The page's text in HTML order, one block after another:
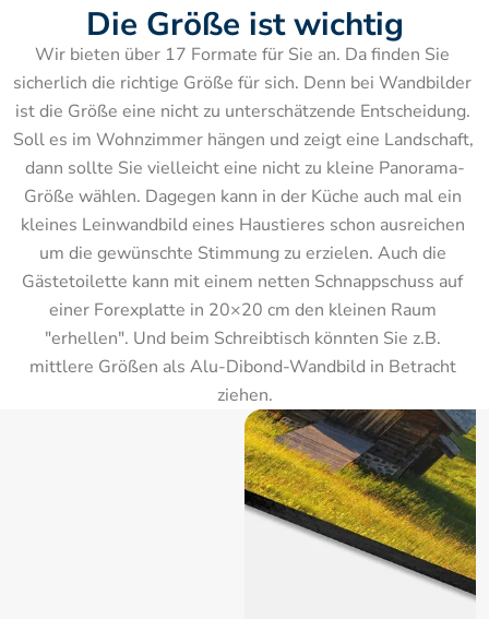
Die Größe ist wichtig
Wir bieten über 17 Formate für Sie an. Da finden Sie
sicherlich die richtige Größe für sich. Denn bei Wandbilder
ist die Größe eine nicht zu unterschätzende Entscheidung.
Soll es im Wohnzimmer hängen und zeigt eine Landschaft,
dann sollte Sie vielleicht eine nicht zu kleine Panorama-
Größe wählen. Dagegen kann in der Küche auch mal ein
kleines Leinwandbild eines Haustieres schon ausreichen
um die gewünschte Stimmung zu erzielen. Auch die
Gästetoilette kann mit einem netten Schnappschuss auf
einer Forexplatte in 20×20 cm den kleinen Raum
"erhellen". Und beim Schreibtisch könnten Sie z.B.
mittlere Größen als Alu-Dibond-Wandbild in Betracht
ziehen.